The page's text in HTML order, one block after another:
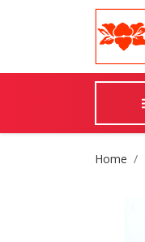
Site Home